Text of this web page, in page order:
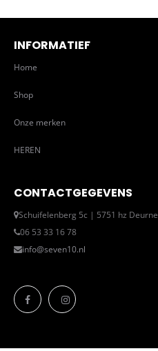
INFORMATIEF
Home
Shop
Onze merken
HEREN
CONTACTGEGEVENS
Schuifelenberg 5c | 5751 hz Deurne
06 53 33 16 78
info@seven10.nl